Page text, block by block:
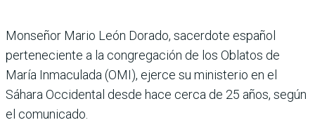
Monseñor Mario León Dorado, sacerdote español
perteneciente a la congregación de los Oblatos de
María Inmaculada (OMI), ejerce su ministerio en el
Sáhara Occidental desde hace cerca de 25 años, según
el comunicado.